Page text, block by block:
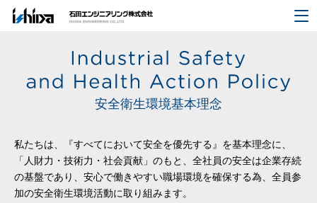
安全衛生環境基本理念
私たちは、『すべてにおいて安全を優先する』を基本理念に、
「人財力・技術力・社会貢献」のもと、全社員の安全は企業存続
の基盤であり、安心で働きやすい職場環境を確保する為、全員参
加の安全衛生環境活動に取り組みます。